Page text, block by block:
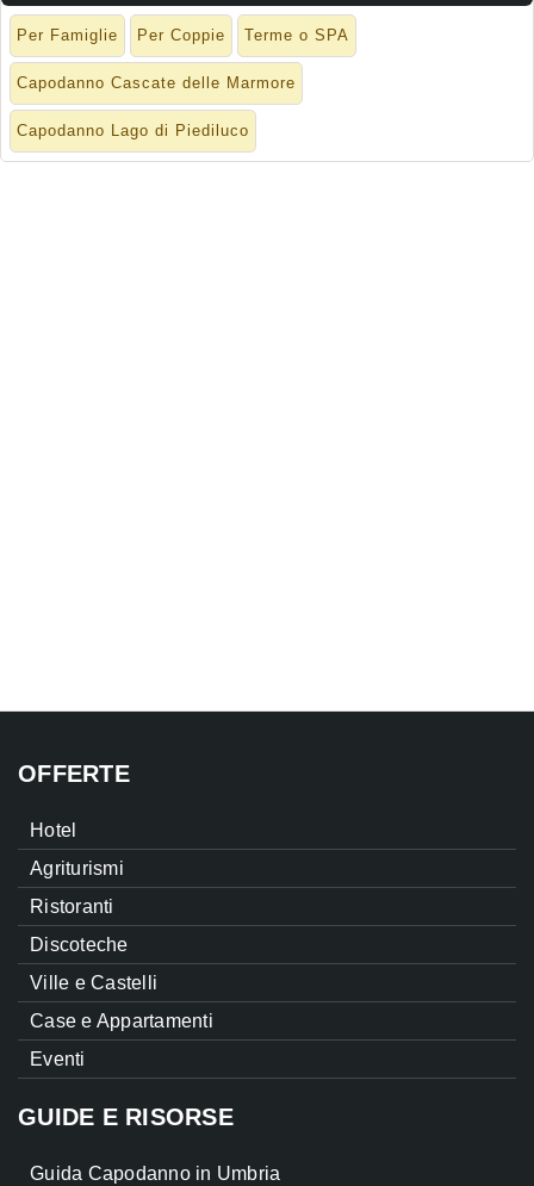
Per Famiglie Per Coppie Terme o SPA
Capodanno Cascate delle Marmore
Capodanno Lago di Piediluco
OFFERTE
Hotel
Agriturismi
Ristoranti
Discoteche
Ville e Castelli
Case e Appartamenti
Eventi
GUIDE E RISORSE
Guida Capodanno in Umbria